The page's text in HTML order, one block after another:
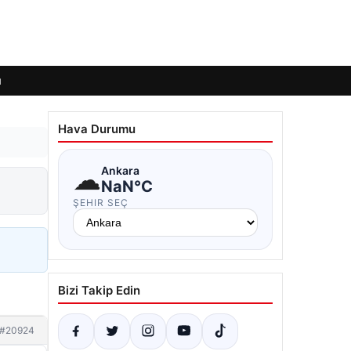
#20924
Hava Durumu
☁Ankara
NaN°C
ŞEHIR SEÇ
Bizi Takip Edin